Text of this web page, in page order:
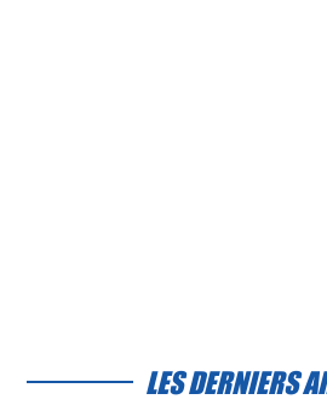
LES DERNIERS